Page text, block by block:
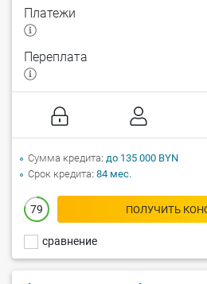
сравнение
Платежи
Переплата
79 ПОЛУЧИТЬ
Сумма кредита до 135 000 BYN
Срок кредита 84 мес.